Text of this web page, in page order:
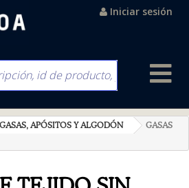
Iniciar sesión
GASAS, APÓSITOS Y ALGODÓN
GASAS